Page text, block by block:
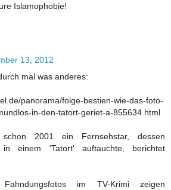
Islamophobie!
13, 2012
mal was anderes:
panorama/folge-bestien-wie-das-foto-
in-den-tatort-geriet-a-855634.html
2001 ein Fernsehstar, dessen
in einem 'Tatort' auftauchte, berichtet
im TV-Krimi zeigen